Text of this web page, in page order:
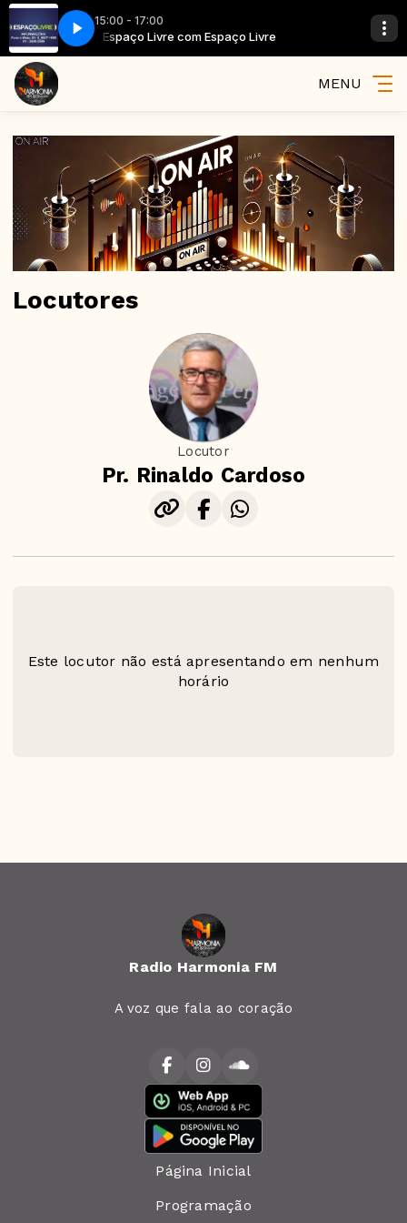
15:00 - 17:00
Livre Espaço Livre com Espaço Livre
MENU
Locutores
Locutor
Pr. Rinaldo Cardoso
Este locutor não está apresentando em nenhum
horário
Radio Harmonia FM
A voz que fala ao coração
Página Inicial
Programação